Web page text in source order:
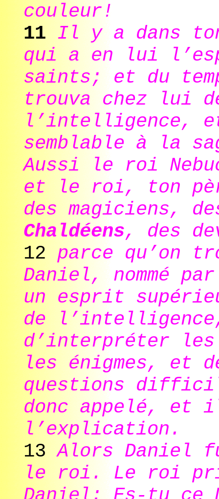
couleur!
11 Il y a dans ton
qui a en lui
saints; et du
trouva chez lui
l’intelligence, et
semblable à la
Aussi le roi
et le roi, ton
des magiciens,
Chaldéens, des
12 parce qu’on
Daniel, nommé
un esprit
de
d’interpréter les
les énigmes, et
questions
donc appelé, et
l’explication.
13Alors Daniel
le roi. Le roi